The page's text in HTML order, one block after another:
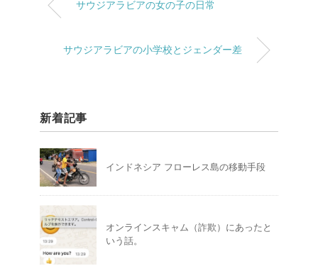
サウジアラビアの女の子の日常
サウジアラビアの小学校とジェンダー差
新着記事
インドネシア フローレス島の移動手段
オンラインスキャム（詐欺）にあったと
いう話。